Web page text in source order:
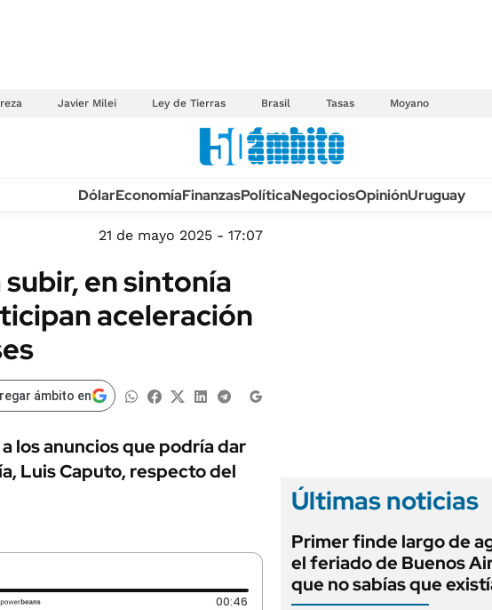
Javier Milei Ley de Tierras Brasil Tasas Moyano
TECNOLOGÍA
MÉXICO
MUNDO
INFORMACIÓN GENERAL
AUTOS
DólarEconomíaFinanzasPolíticaNegociosOpiniónUruguay
21 de mayo 2025 - 17:07
en sintonía
aceleración
ámbito en
los anuncios que podría dar
Luis Caputo, respecto del
00:46 Duración: 46 segundos
Últimas noticias
Primer finde largo de
el feriado de Buenos
que no sabías que